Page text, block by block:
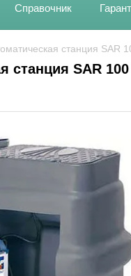
Справочник
станция SAR
станция SAR